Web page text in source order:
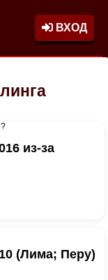
ВХОД
из-за
(Лима; Перу)